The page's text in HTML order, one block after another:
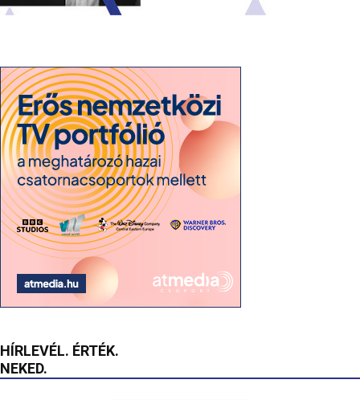
HÍRLEVÉL. ÉRTÉK.
NEKED.